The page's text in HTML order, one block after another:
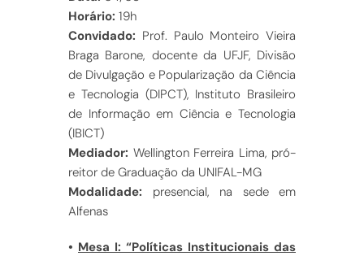
Horário: 19h
Convidado: Prof. Paulo Monteiro Vieira
Braga Barone, docente da UFJF, Divisão
de Divulgação e Popularização da Ciência
e Tecnologia (DIPCT), Instituto Brasileiro
de Informação em Ciência e Tecnologia
(IBICT)
Mediador: Wellington Ferreira Lima, pró-
reitor de Graduação da UNIFAL-MG
Modalidade: presencial, na sede em
Alfenas
• Mesa I: “Políticas Institucionais das